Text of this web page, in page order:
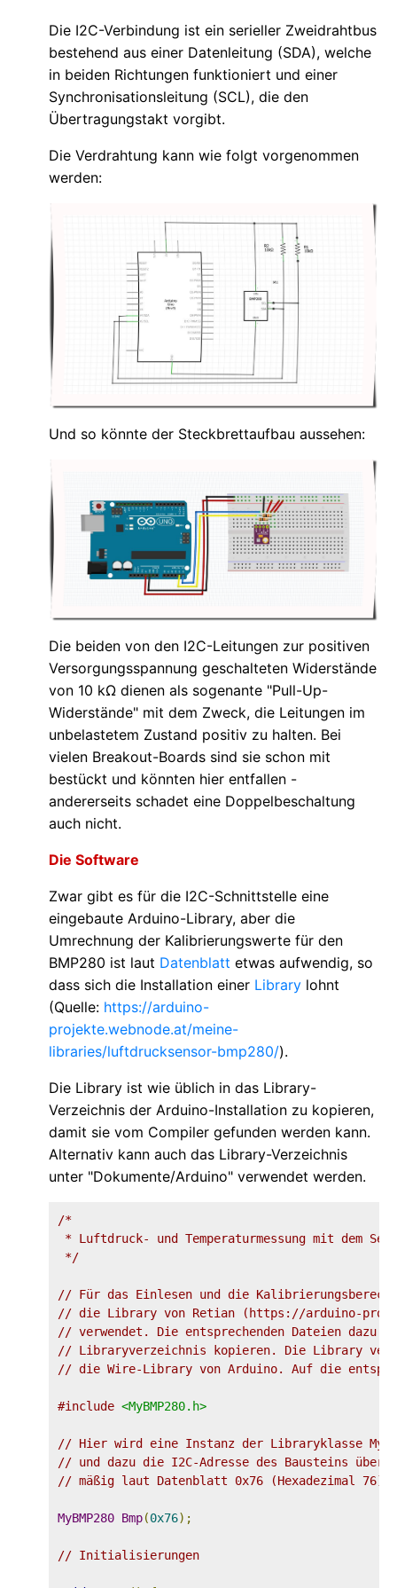
Die I2C-Verbindung ist ein serieller Zweidrahtbus
bestehend aus einer Datenleitung (SDA), welche
in beiden Richtungen funktioniert und einer
Synchronisationsleitung (SCL), die den
Übertragungstakt vorgibt.
Die Verdrahtung kann wie folgt vorgenommen
werden:
Und so könnte der Steckbrettaufbau aussehen:
Die beiden von den I2C-Leitungen zur positiven
Versorgungsspannung geschalteten Widerstände
von 10 kΩ dienen als sogenante "Pull-Up-
Widerstände" mit dem Zweck, die Leitungen im
unbelastetem Zustand positiv zu halten. Bei
vielen Breakout-Boards sind sie schon mit
bestückt und könnten hier entfallen -
andererseits schadet eine Doppelbeschaltung
auch nicht.
Die Software
Zwar gibt es für die I2C-Schnittstelle eine
eingebaute Arduino-Library, aber die
Umrechnung der Kalibrierungswerte für den
BMP280 ist laut Datenblatt etwas aufwendig, so
dass sich die Installation einer Library lohnt
(Quelle: https://arduino-
projekte.webnode.at/meine-
libraries/luftdrucksensor-bmp280/).
Die Library ist wie üblich in das Library-
Verzeichnis der Arduino-Installation zu kopieren,
damit sie vom Compiler gefunden werden kann.
Alternativ kann auch das Library-Verzeichnis
unter "Dokumente/Arduino" verwendet werden.
/*
* Luftdruck- und Temperaturmessung mit dem
*/
// Für das Einlesen und die
// die Library von Retian (https://arduino-
// verwendet. Die entsprechenden Dateien dazu
// Libraryverzeichnis kopieren. Die Library
// die Wire-Library von Arduino. Auf die
#include <MyBMP280.h>
// Hier wird eine Instanz der Libraryklasse
// und dazu die I2C-Adresse des Bausteins
// mäßig laut Datenblatt 0x76 (Hexadezimal 76).
MyBMP280 Bmp(0x76);
// Initialisierungen